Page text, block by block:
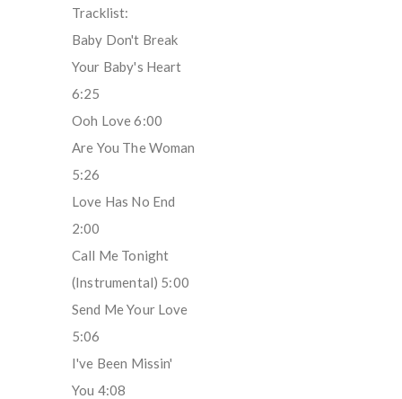
Tracklist:
Baby Don't Break
Your Baby's Heart
6:25
Ooh Love 6:00
Are You The Woman
5:26
Love Has No End
2:00
Call Me Tonight
(Instrumental) 5:00
Send Me Your Love
5:06
I've Been Missin'
You 4:08